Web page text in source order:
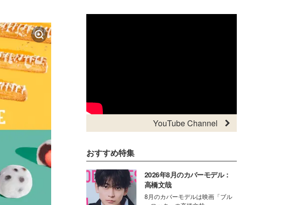
YouTube Channel
おすすめ特集
2026年8月のカバーモデル：
高橋文哉
8月のカバーモデルは映画「ブル